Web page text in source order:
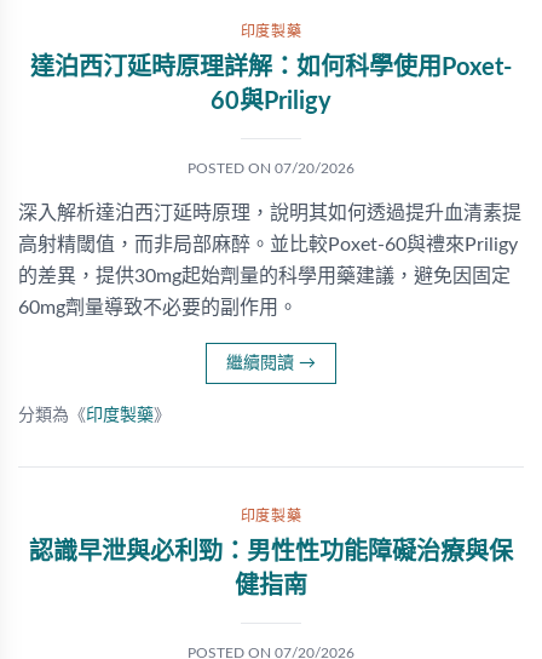
印度製藥
達泊西汀延時原理詳解：如何科學使用Poxet-
60與Priligy
POSTED ON 07/20/2026
深入解析達泊西汀延時原理，說明其如何透過提升血清素提
高射精閾值，而非局部麻醉。並比較Poxet-60與禮來Priligy
的差異，提供30mg起始劑量的科學用藥建議，避免因固定
60mg劑量導致不必要的副作用。
繼續閱讀 →
分類為《印度製藥》
印度製藥
認識早泄與必利勁：男性性功能障礙治療與保
健指南
POSTED ON 07/20/2026